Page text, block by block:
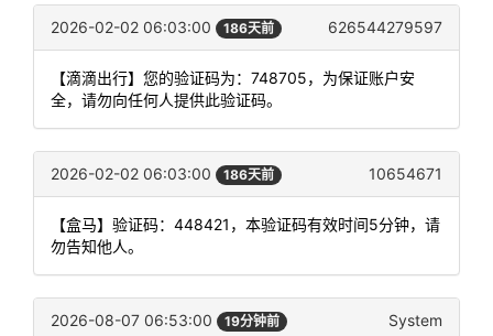
2026-02-02 06:03:00 186天前 626544279597
【滴滴出行】您的验证码为：748705，为保证账户安
全，请勿向任何人提供此验证码。
2026-02-02 06:03:00 186天前 10654671
【盒马】验证码：448421，本验证码有效时间5分钟，请
勿告知他人。
2026-08-07 06:53:00 19分钟前 System